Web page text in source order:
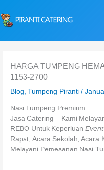
ke
konten
HARGA TUMPENG
1153-2700
Blog,Tumpeng Piranti /
Nasi Tumpeng Premium
Jasa Catering – Kami
REBO Untuk KeperluanEvent
Rapat, Acara Sekolah, Acara
Melayani Pemesanan Nasi